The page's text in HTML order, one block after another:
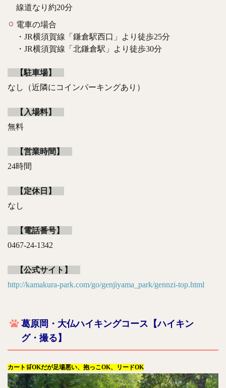
線道なり約20分
電車の場合
・JR横須賀線「鎌倉駅西口」より徒歩25分
・JR横須賀線「北鎌倉駅」より徒歩30分
【駐車場】
なし（近隣にコインパーキングあり）
【入場料】
無料
【営業時間】
24時間
【定休日】
なし
【電話番号】
0467-24-1342
【公式サイト】
http://kamakura-park.com/go/genjiyama_park/gennzi-top.html
葛原岡・大仏ハイキングコース【ハイキン
グ・撮る】
カート🛒OKだが足場悪い、抱っこOK、リードOK